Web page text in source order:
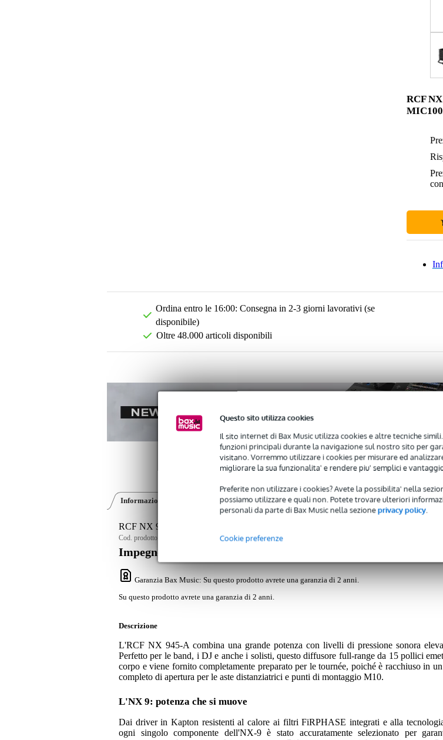
Questo sito utilizza cookies
Il sito internet di Bax Music utilizza cookies e altre tecniche
funzioni principali durante la navigazione sul nostro sito per
visitano. Vorremmo utilizzare i cookies per misurare ed
migliorare la sua funzionalita' e rendere piu' semplici e
Preferite non utilizzare i cookies? Avete la possibilita' nella
possiamo utilizzare e quali non. Potete trovare ulteriori
personali da parte di Bax Music nella sezioneprivacy policy.
Cookie preferenze
RCF
Ordina entro le 16:00: Consegna in 2-3 giorni lavorativi (se
disponibile)
Oltre 48.000 articoli disponibili
Informazioni sul prodotto Video (1) Recensioni(0)
RCF NX 945-A 15-inch Active Full-Range Speaker, 2100W
Cod. prodotto:
Impegno di servizio
Garanzia Bax Music: Su questo prodotto avrete una garanzia di 2 anni.
Su questo prodotto avrete una garanzia di 2 anni.
Descrizione
L'RCF NX 945-A combina una grande potenza con livelli di pressione sonora
Perfetto per le band, i DJ e anche i solisti, questo diffusore full-range da 15 pollici
corpo e viene fornito completamente preparato per le tournée, poiché è racchiuso in
completo di apertura per le aste distanziatrici e punti di montaggio M10.
L'NX 9: potenza che si muove
Dai driver in Kapton resistenti al calore ai filtri FiRPHASE integrati e alla
ogni singolo componente dell'NX-9 è stato accuratamente selezionato per